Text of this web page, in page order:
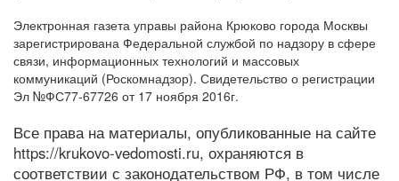
Электронная газета управы района Крюково города Москвы
зарегистрирована Федеральной службой по надзору в сфере
связи, информационных технологий и массовых
коммуникаций (Роскомнадзор). Свидетельство о регистрации
Эл №ФС77-67726 от 17 ноября 2016г.
Все права на материалы, опубликованные на сайте
https://krukovo-vedomosti.ru, охраняются в
соответствии с законодательством РФ, в том числе